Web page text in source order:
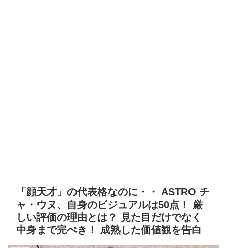
「顔天才」の代表格なのに・・ ASTRO チ
ャ・ウヌ、自身のビジュアルは50点！ 厳
しい評価の理由とは？ 見た目だけでなく
中身まで完ぺき！ 成熟した価値観を告白